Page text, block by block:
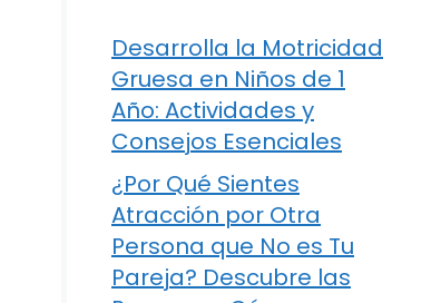
Desarrolla la Motricidad
Gruesa en Niños de 1
Año: Actividades y
Consejos Esenciales
¿Por Qué Sientes
Atracción por Otra
Persona que No es Tu
Pareja? Descubre las